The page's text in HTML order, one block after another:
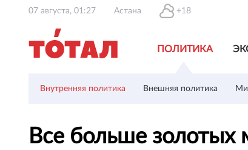
07 августа, 01:27 Астана +18
ПОЛИТИКА
Внутренняя политика Внешняя политика
Все больше золотых